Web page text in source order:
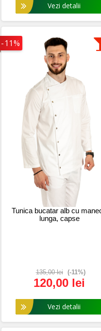
Vezi detalii
-11%
Tunica bucatar alb cu
lunga, capse
135,00 lei (-11%)
120,00 lei
Vezi detalii